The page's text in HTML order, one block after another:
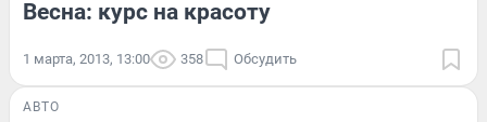
Весна: курс на красоту
1 марта, 2013, 13:00 358 Обсудить
АВТО